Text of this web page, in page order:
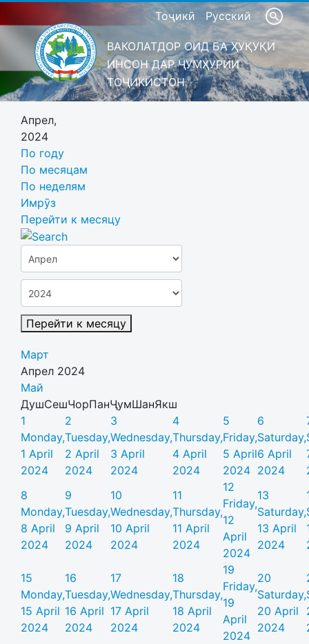
Тоҷикӣ Русский
ВАКОЛАТДОР ОИД БА ҲУҚУҚИ
ИНСОН ДАР ҶУМҲУРИИ
ТОҶИКИСТОН
Апрел,
2024
По году
По месяцам
По неделям
Имрӯз
Перейти к месяцу
Перейти к месяцу
Март
Апрел 2024
Май
ДушСешЧорПанҶумШанЯкш
1
Monday,
1 April
2024
2
Tuesday,
2 April
2024
3
Wednesday,
3 April
2024
4
Thursday,
4 April
2024
5
Friday,
5 April
2024
6
Saturday,
6 April
2024
8
Monday,
8 April
2024
9
Tuesday,
9 April
2024
10
Wednesday,
10 April
2024
11
Thursday,
11 April
2024
12
Friday,
12
April
2024
13
Saturday,
13 April
2024
15
Monday,
15 April
2024
16
Tuesday,
16 April
2024
17
Wednesday,
17 April
2024
18
Thursday,
18 April
2024
19
Friday,
19
April
2024
20
Saturday,
20 April
2024